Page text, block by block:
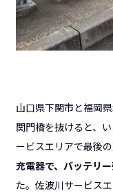
山口県下関市と福岡
関門橋を抜けると、
ービスエリアで最後の
充電器で、バッテリ
た。佐波川サービス